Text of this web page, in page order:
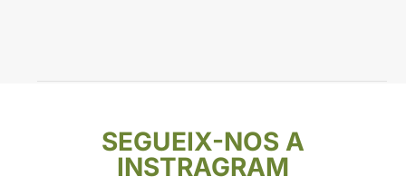
SEGUEIX-NOS A
INSTRAGRAM